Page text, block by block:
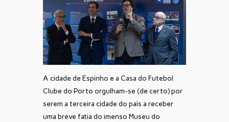
A cidade de Espinho e a Casa do Futebol
Clube do Porto orgulham-se (de certo) por
serem a terceira cidade do país a receber
uma breve fatia do imenso Museu do